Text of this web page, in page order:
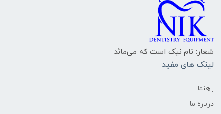
شعار: نام نیک است که می‌مانَد
لینک های مفید
راهنما
درباره ما